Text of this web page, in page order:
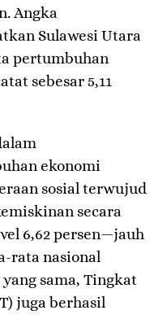
Angka
Sulawesi Utara
pertumbuhan
sebesar 5,11
ekonomi
sosial terwujud
secara
6,62 persen—jauh
rata nasional
yang sama, Tingkat
juga berhasil